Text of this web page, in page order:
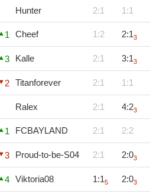
Hunter 2:1 1:1
1 Cheef 1:2 2:13
3 Kalle 2:1 3:13
2 Titanforever 2:1 1:1
Ralex 2:1 4:23
1 FCBAYLAND 2:1 2:2
3 Proud-to-be-S04 2:1 2:03
4 Viktoria08 1:15 2:03